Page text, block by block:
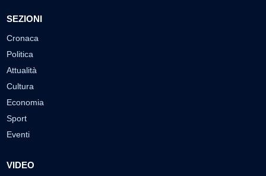
SEZIONI
Cronaca
Politica
Attualità
Cultura
Economia
Sport
Eventi
VIDEO